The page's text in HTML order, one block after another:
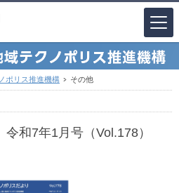
ポリス推進機構 その他
和7年1月号（Vol.178）